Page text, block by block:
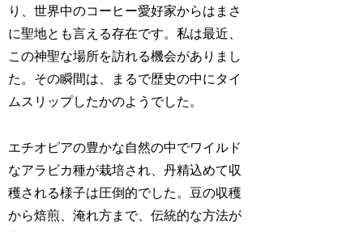
り、世界中のコーヒー愛好家からはまさ
に聖地とも言える存在です。私は最近、
この神聖な場所を訪れる機会がありまし
た。その瞬間は、まるで歴史の中にタイ
ムスリップしたかのようでした。
エチオピアの豊かな自然の中でワイルド
なアラビカ種が栽培され、丹精込めて収
穫される様子は圧倒的でした。豆の収穫
から焙煎、淹れ方まで、伝統的な方法が